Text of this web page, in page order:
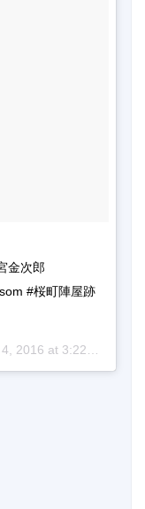
金次郎
#桜町陣屋跡
2016 at 3:22午後 PDT